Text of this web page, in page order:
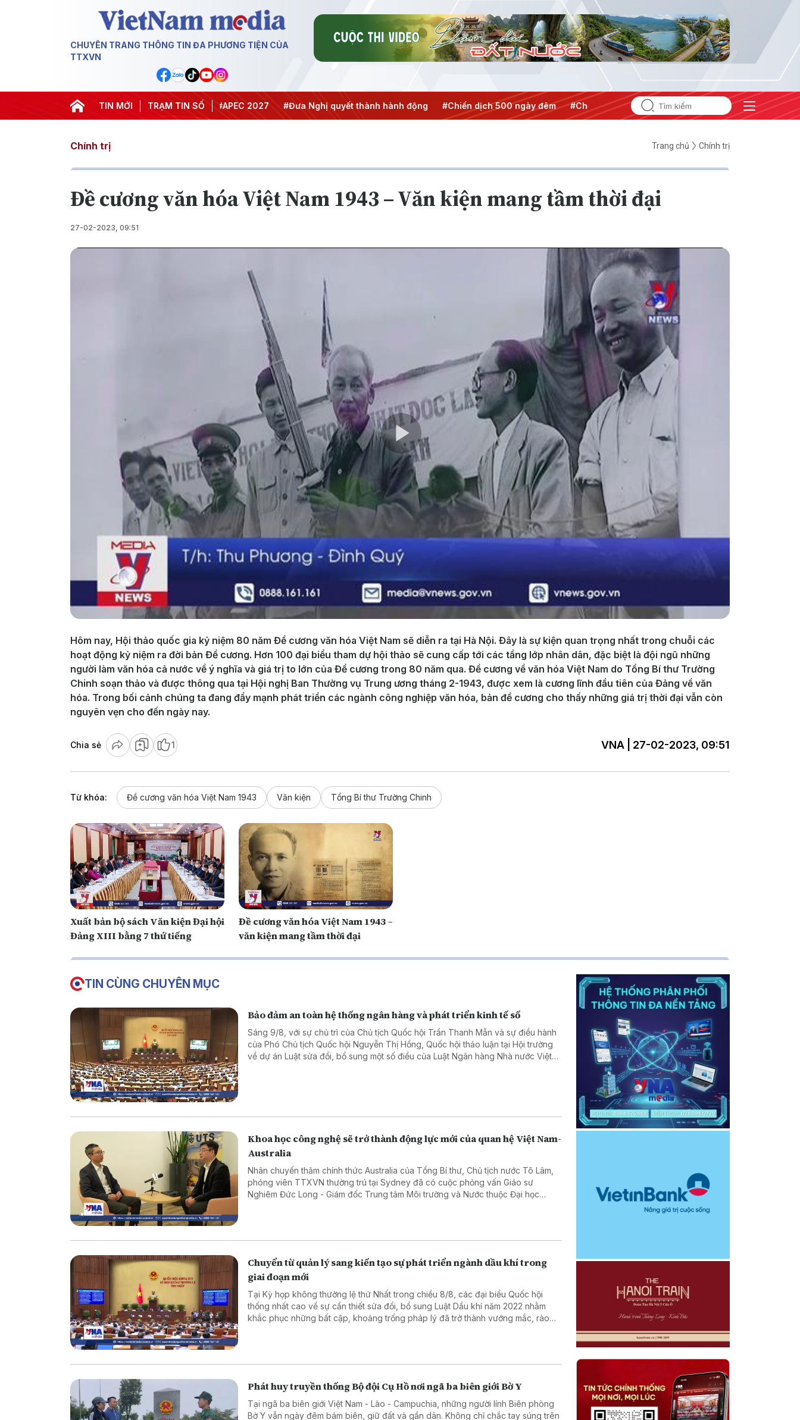
CHUYÊN TRANG THÔNG TIN ĐA PHƯƠNG TIỆN CỦA
TTXVN
TIN MỚI TRẠM TIN SỐ
#Hội nghị Trung ương 3 #APEC 2027 #Đưa Nghị quyết thành hành động #Chiến dịch 500 ngày đêm #Chống khai thác IUU #Căng thẳng Trung Đông #An ninh
Chính trị Trang chủ Chính trị
Đề cương văn hóa Việt Nam 1943 – Văn kiện mang tầm thời đại
27-02-2023, 09:51
Play
Video
Hôm nay, Hội thảo quốc gia kỷ niệm 80 năm Đề cương văn hóa Việt Nam sẽ diễn ra tại Hà Nội. Đây là sự kiện quan trọng nhất trong chuỗi các
hoạt động kỷ niệm ra đời bản Đề cương. Hơn 100 đại biểu tham dự hội thảo sẽ cung cấp tới các tầng lớp nhân dân, đặc biệt là đội ngũ những
người làm văn hóa cả nước về ý nghĩa và giá trị to lớn của Đề cương trong 80 năm qua. Đề cương về văn hóa Việt Nam do Tổng Bí thư Trường
Chinh soạn thảo và được thông qua tại Hội nghị Ban Thường vụ Trung ương tháng 2-1943, được xem là cương lĩnh đầu tiên của Đảng về văn
hóa. Trong bối cảnh chúng ta đang đẩy mạnh phát triển các ngành công nghiệp văn hóa, bản đề cương cho thấy những giá trị thời đại vẫn còn
nguyên vẹn cho đến ngày nay.
Chia sẻ 1 VNA | 27-02-2023, 09:51
Từ khóa: Đề cương văn hóa Việt Nam 1943 Văn kiện Tổng Bí thư Trường Chinh
Xuất bản bộ sách Văn kiện Đại hội
Đảng XIII bằng 7 thứ tiếng
Đề cương văn hóa Việt Nam 1943 –
văn kiện mang tầm thời đại
TIN CÙNG CHUYÊN MỤC
Bảo đảm an toàn hệ thống ngân hàng và phát triển kinh tế số
Sáng 9/8, với sự chủ trì của Chủ tịch Quốc hội Trần Thanh Mẫn và sự điều hành
của Phó Chủ tịch Quốc hội Nguyễn Thị Hồng, Quốc hội thảo luận tại Hội trường
về dự án Luật sửa đổi, bổ sung một số điều của Luật Ngân hàng Nhà nước Việt
Khoa học công nghệ sẽ trở thành động lực mới của quan hệ Việt Nam-
Australia
Nhân chuyến thăm chính thức Australia của Tổng Bí thư, Chủ tịch nước Tô Lâm,
phóng viên TTXVN thường trú tại Sydney đã có cuộc phỏng vấn Giáo sư
Nghiêm Đức Long - Giám đốc Trung tâm Môi trường và Nước thuộc Đại học
Chuyển từ quản lý sang kiến tạo sự phát triển ngành dầu khí trong
giai đoạn mới
Tại Kỳ họp không thường lệ thứ Nhất trong chiều 8/8, các đại biểu Quốc hội
thống nhất cao về sự cần thiết sửa đổi, bổ sung Luật Dầu khí năm 2022 nhằm
khắc phục những bất cập, khoảng trống pháp lý đã trở thành vướng mắc, rào
Phát huy truyền thống Bộ đội Cụ Hồ nơi ngã ba biên giới Bờ Y
Tại ngã ba biên giới Việt Nam - Lào - Campuchia, những người lính Biên phòng
Bờ Y vẫn ngày đêm bám biên, giữ đất và gần dân. Không chỉ chắc tay súng trên